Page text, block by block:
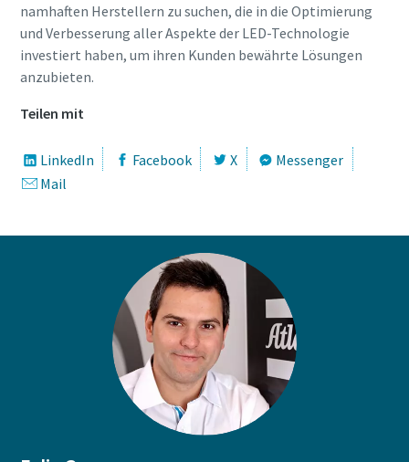
namhaften Herstellern zu suchen, die in die Optimierung
und Verbesserung aller Aspekte der LED-Technologie
investiert haben, um ihren Kunden bewährte Lösungen
anzubieten.
Teilen mit
LinkedIn Facebook X
Messenger
Mail